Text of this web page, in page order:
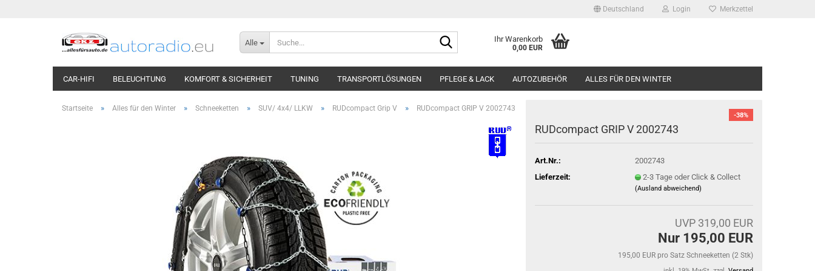
Deutschland Login Merkzettel
Alle Ihr Warenkorb
0,00 EUR
CAR-HIFI BELEUCHTUNG KOMFORT & SICHERHEIT TUNING TRANSPORTLÖSUNGEN PFLEGE & LACK AUTOZUBEHÖR ALLES FÜR DEN WINTER
Startseite » Alles für den Winter » Schneeketten » SUV/ 4x4/ LLKW » RUDcompact Grip V » RUDcompact GRIP V 2002743
-38%
RUDcompact GRIP V 2002743
Art.Nr.:
2002743
Lieferzeit:
2-3 Tage oder Click & Collect
(Ausland abweichend)
UVP 319,00 EUR
Nur 195,00 EUR
195,00 EUR pro Satz Schneeketten (2 Stk)